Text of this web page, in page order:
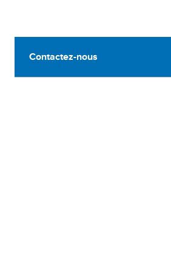
Contactez-nous